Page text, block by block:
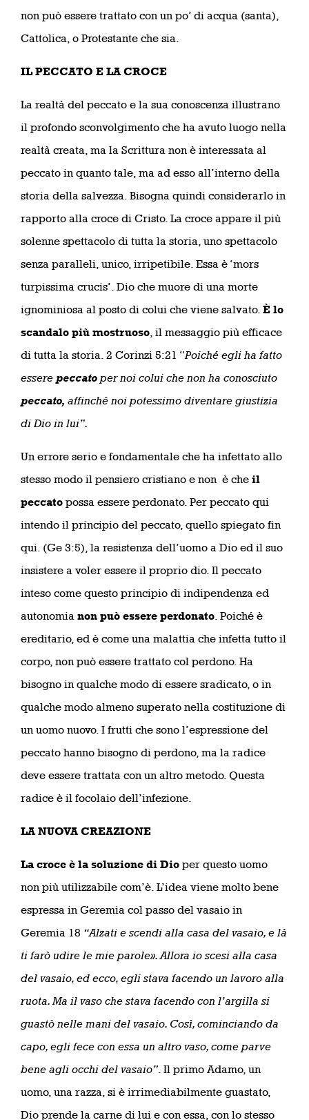
non può essere trattato con un po’ di acqua (santa),
Cattolica, o Protestante che sia.
IL PECCATO E LA CROCE
La realtà del peccato e la sua conoscenza illustrano
il profondo sconvolgimento che ha avuto luogo nella
realtà creata, ma la Scrittura non è interessata al
peccato in quanto tale, ma ad esso all’interno della
storia della salvezza. Bisogna quindi considerarlo in
rapporto alla croce di Cristo. La croce appare il più
solenne spettacolo di tutta la storia, uno spettacolo
senza paralleli, unico, irripetibile. Essa è ‘mors
turpissima crucis’. Dio che muore di una morte
ignominiosa al posto di colui che viene salvato. È lo
scandalo più mostruoso , il messaggio più efficace
di tutta la storia. 2 Corinzi 5:21 “Poiché egli ha fatto
essere peccato per noi colui che non ha conosciuto
peccato, affinché noi potessimo diventare giustizia
di Dio in lui”.
Un errore serio e fondamentale che ha infettato allo
stesso modo il pensiero cristiano e non è che il
peccato possa essere perdonato. Per peccato qui
intendo il principio del peccato, quello spiegato fin
qui. (Ge 3:5), la resistenza dell’uomo a Dio ed il suo
insistere a voler essere il proprio dio. Il peccato
inteso come questo principio di indipendenza ed
autonomia non può essere perdonato . Poiché è
ereditario, ed è come una malattia che infetta tutto il
corpo, non può essere trattato col perdono. Ha
bisogno in qualche modo di essere sradicato, o in
qualche modo almeno superato nella costituzione di
un uomo nuovo. I frutti che sono l’espressione del
peccato hanno bisogno di perdono, ma la radice
deve essere trattata con un altro metodo. Questa
radice è il focolaio dell’infezione.
LA NUOVA CREAZIONE
La croce è la soluzione di Dio per questo uomo
non più utilizzabile com’è. L’idea viene molto bene
espressa in Geremia col passo del vasaio in
Geremia 18 “Alzati e scendi alla casa del vasaio, e là
ti farò udire le mie parole». Allora io scesi alla casa
del vasaio, ed ecco, egli stava facendo un lavoro alla
ruota. Ma il vaso che stava facendo con l’argilla si
guastò nelle mani del vasaio. Così, cominciando da
capo, egli fece con essa un altro vaso, come parve
bene agli occhi del vasaio” . Il primo Adamo, un
uomo, una razza, si è irrimediabilmente guastato,
Dio prende la carne di lui e con essa, con lo stesso